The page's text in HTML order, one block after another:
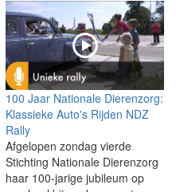
100 Jaar Nationale Dierenzorg:
Klassieke Auto's Rijden NDZ
Rally
Afgelopen zondag vierde
Stichting Nationale Dierenzorg
haar 100-jarige jubileum op